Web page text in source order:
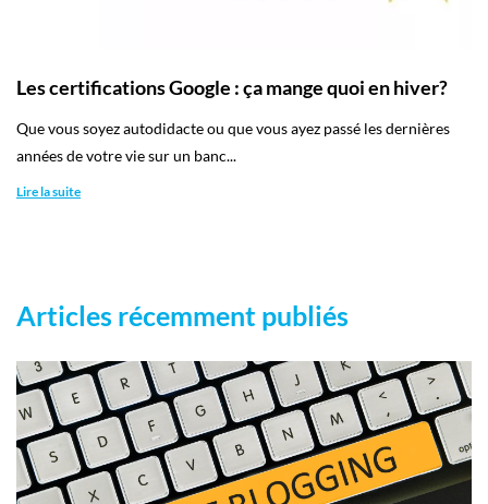
Les certifications Google : ça mange quoi en hiver?
Que vous soyez autodidacte ou que vous ayez passé les dernières
années de votre vie sur un banc...
Lire la suite
Articles récemment publiés